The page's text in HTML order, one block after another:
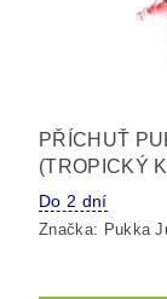
PŘÍCHUŤ
(TROPICKÝ
Do 2 dní
Značka: Pukka